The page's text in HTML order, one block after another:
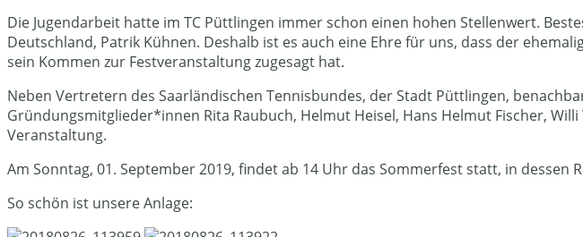
Die Jugendarbeit hatte im TC Püttlingen immer schon einen hohen Stellenwert.
Deutschland, Patrik Kühnen. Deshalb ist es auch eine Ehre für uns, dass der
sein Kommen zur Festveranstaltung zugesagt hat.
Neben Vertretern des Saarländischen Tennisbundes, der Stadt Püttlingen,
Gründungsmitglieder*innen Rita Raubuch, Helmut Heisel, Hans Helmut Fischer,
Veranstaltung.
Am Sonntag, 01. September 2019, findet ab 14 Uhr das Sommerfest statt, in
So schön ist unsere Anlage: